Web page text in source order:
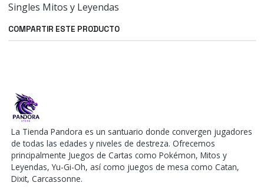
Singles Mitos y Leyendas
COMPARTIR ESTE PRODUCTO
La Tienda Pandora es un santuario donde convergen jugadores
de todas las edades y niveles de destreza. Ofrecemos
principalmente Juegos de Cartas como Pokémon, Mitos y
Leyendas, Yu-Gi-Oh, así como juegos de mesa como Catan,
Dixit, Carcassonne.